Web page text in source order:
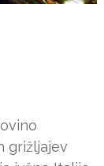
grižljajev